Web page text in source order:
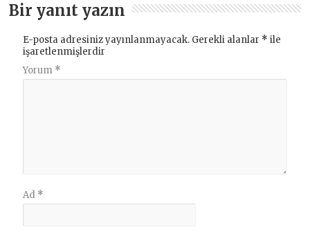
Bir yanıt yazın
E-posta adresiniz yayınlanmayacak. Gerekli alanlar * ile
işaretlenmişlerdir
Yorum *
Ad *